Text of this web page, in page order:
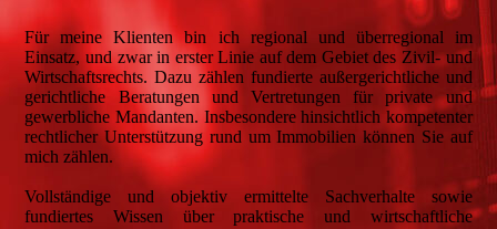
Für meine Klienten bin ich regional und überregional im
Einsatz, und zwar in erster Linie auf dem Gebiet des Zivil- und
Wirtschaftsrechts. Dazu zählen fundierte außergerichtliche und
gerichtliche Beratungen und Vertretungen für private und
gewerbliche Mandanten. Insbesondere hinsichtlich kompetenter
rechtlicher Unterstützung rund um Immobilien können Sie auf
mich zählen.
Vollständige und objektiv ermittelte Sachverhalte sowie
fundiertes Wissen über praktische und wirtschaftliche